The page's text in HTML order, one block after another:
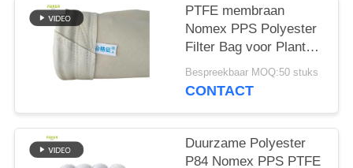
PTFE membraan
Nomex PPS Polyester
Filter Bag voor Plant
Plant
Bespreekbaar MOQ:50 stuks
CONTACT
Duurzame Polyester
P84 Nomex PPS PTFE